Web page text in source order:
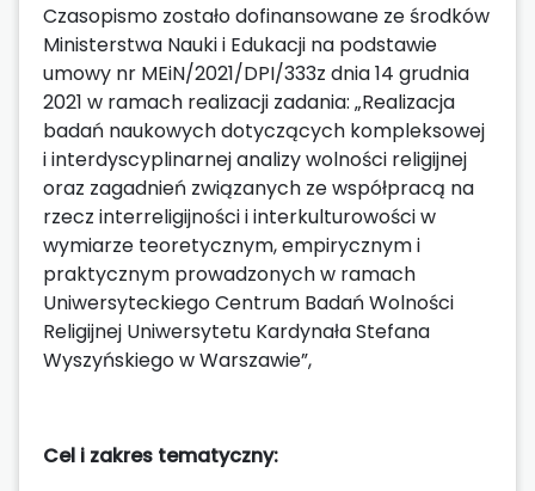
Czasopismo zostało dofinansowane ze środków
Ministerstwa Nauki i Edukacji na podstawie
umowy nr MEiN/2021/DPI/333z dnia 14 grudnia
2021 w ramach realizacji zadania: „Realizacja
badań naukowych dotyczących kompleksowej
i interdyscyplinarnej analizy wolności religijnej
oraz zagadnień związanych ze współpracą na
rzecz interreligijności i interkulturowości w
wymiarze teoretycznym, empirycznym i
praktycznym prowadzonych w ramach
Uniwersyteckiego Centrum Badań Wolności
Religijnej Uniwersytetu Kardynała Stefana
Wyszyńskiego w Warszawie”,
Cel i zakres tematyczny: